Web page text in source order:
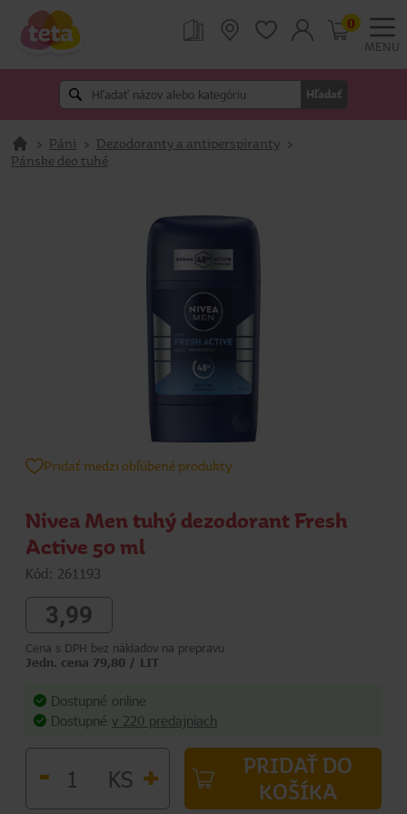
MENU
Hľadať
0
> Páni > Dezodoranty a antiperspiranty
>
Pánske deo tuhé
Pridať medzi obľúbené produkty
Nivea Men tuhý dezodorant Fresh
Active 50 ml
Kód: 261193
3,99
Cena s DPH bez nákladov na prepravu
Jedn. cena 79,80 / LIT
Dostupné online
Dostupné v 220 predajniach
- KS +
PRIDAŤ DO
KOŠÍKA